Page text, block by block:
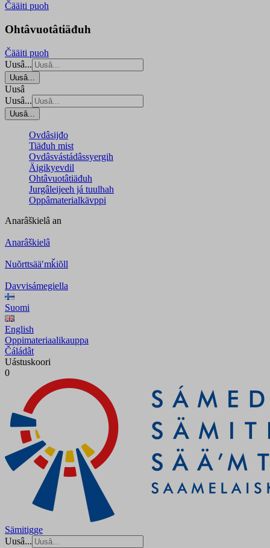
Čääiti puoh
Ohtâvuotâtiäđuh
Čääiti puoh
Uusâ...
Uusâ...
Uusâ
Uusâ...
Uusâ...
Ovdâsijđo
Tiäđuh mist
Ovdâsvástádâssyergih
Äigikyevdil
Ohtâvuotâtiäđuh
Jurgâleijeeh já tuulhah
Oppâmaterialkävppi
Anarâškielâ an
Anarâškielâ
Nuõrttsääʹmǩiõll
Davvisámegiella
Suomi
English
Oppimateriaalikauppa
Čáládât
Uástuskoori
0
Sämitigge
Uusâ...